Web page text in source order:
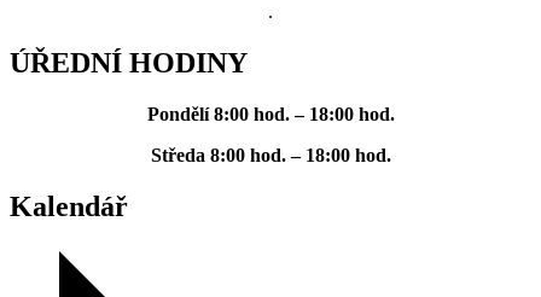
.
ÚŘEDNÍ HODINY
Pondělí 8:00 hod. – 18:00 hod.
Středa 8:00 hod. – 18:00 hod.
Kalendář